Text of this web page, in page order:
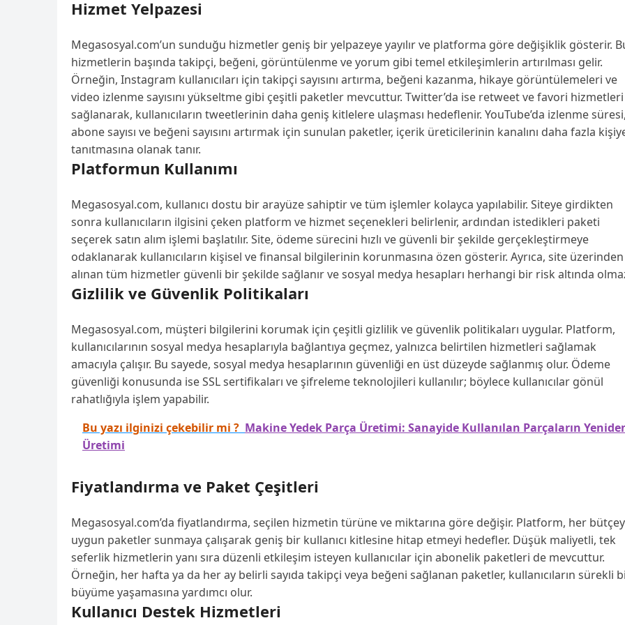
Hizmet Yelpazesi
Megasosyal.com’un sunduğu hizmetler geniş bir yelpazeye yayılır ve platforma göre değişiklik gösterir.
hizmetlerin başında takipçi, beğeni, görüntülenme ve yorum gibi temel etkileşimlerin artırılması gelir.
Örneğin, Instagram kullanıcıları için takipçi sayısını artırma, beğeni kazanma, hikaye görüntülemeleri ve
video izlenme sayısını yükseltme gibi çeşitli paketler mevcuttur. Twitter’da ise retweet ve favori hizmetleri
sağlanarak, kullanıcıların tweetlerinin daha geniş kitlelere ulaşması hedeflenir. YouTube’da izlenme
abone sayısı ve beğeni sayısını artırmak için sunulan paketler, içerik üreticilerinin kanalını daha fazla
tanıtmasına olanak tanır.
Platformun Kullanımı
Megasosyal.com, kullanıcı dostu bir arayüze sahiptir ve tüm işlemler kolayca yapılabilir. Siteye girdikten
sonra kullanıcıların ilgisini çeken platform ve hizmet seçenekleri belirlenir, ardından istedikleri paketi
seçerek satın alım işlemi başlatılır. Site, ödeme sürecini hızlı ve güvenli bir şekilde gerçekleştirmeye
odaklanarak kullanıcıların kişisel ve finansal bilgilerinin korunmasına özen gösterir. Ayrıca, site üzerinden
alınan tüm hizmetler güvenli bir şekilde sağlanır ve sosyal medya hesapları herhangi bir risk altında
Gizlilik ve Güvenlik Politikaları
Megasosyal.com, müşteri bilgilerini korumak için çeşitli gizlilik ve güvenlik politikaları uygular. Platform,
kullanıcılarının sosyal medya hesaplarıyla bağlantıya geçmez, yalnızca belirtilen hizmetleri sağlamak
amacıyla çalışır. Bu sayede, sosyal medya hesaplarının güvenliği en üst düzeyde sağlanmış olur. Ödeme
güvenliği konusunda ise SSL sertifikaları ve şifreleme teknolojileri kullanılır; böylece kullanıcılar gönül
rahatlığıyla işlem yapabilir.
Bu yazı ilginizi çekebilir mi ? Makine Yedek Parça Üretimi: Sanayide Kullanılan Parçaların
Üretimi
Fiyatlandırma ve Paket Çeşitleri
Megasosyal.com’da fiyatlandırma, seçilen hizmetin türüne ve miktarına göre değişir. Platform, her
uygun paketler sunmaya çalışarak geniş bir kullanıcı kitlesine hitap etmeyi hedefler. Düşük maliyetli, tek
seferlik hizmetlerin yanı sıra düzenli etkileşim isteyen kullanıcılar için abonelik paketleri de mevcuttur.
Örneğin, her hafta ya da her ay belirli sayıda takipçi veya beğeni sağlanan paketler, kullanıcıların sürekli
büyüme yaşamasına yardımcı olur.
Kullanıcı Destek Hizmetleri